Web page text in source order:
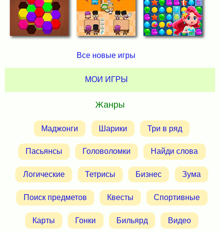
Все новые игры
МОИ ИГРЫ
Жанры
Маджонги Шарики Три в ряд
Пасьянсы Головоломки Найди слова
Логические Тетрисы Бизнес Зума
Поиск предметов Квесты Спортивные
Карты Гонки Бильярд Видео